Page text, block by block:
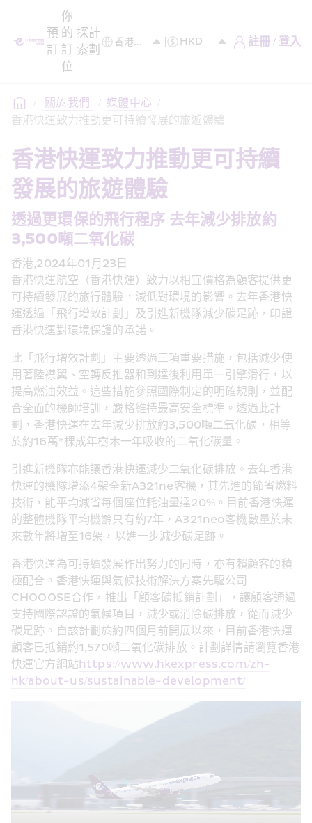
預
訂
你
的
訂
位
探
索
計
劃
註冊 / 登入
/ 關於我們 / 媒體中心 /
香港快運致力推動更可持續發展的旅遊體驗
香港快運致力推動更可持續
發展的旅遊體驗
透過更環保的飛行程序 去年減少排放約
3,500噸二氧化碳
香港,2024年01月23日
香港快運航空（香港快運）致力以相宜價格為顧客提供更
可持續發展的旅行體驗，減低對環境的影響。去年香港快
運透過 「 飛行增效計劃 」 及引進新機隊減少碳足跡，印證
香港快運對環境保護的承諾 。
此 「 飛行增效計劃 」 主要透過三項重要措施，包括減少使
用著陸襟翼 、 空轉反推器和到達後利用單一引擎滑行，以
提高燃油效益 。 這些措施參照國際制定的明確規則，並配
合全面的機師培訓，嚴格維持最高安全標準 。 透過此計
劃，香港快運在去年減少排放約3,500噸二氧化碳，相等
於約16萬*棵成年樹木一年吸收的二氧化碳量。
引進新機隊亦能讓香港快運減少二氧化碳排放 。 去年香港
快運的機隊增添4架全新A321ne客機 ，其先進的節省燃料
技術，能平均減省每個座位耗油量達20%。 目前香港快運
的整體機隊平均機齡只有約7年，A321neo客機數量於未
來數年將增至16架 ， 以進一步減少碳足跡 。
香港快運為可持續發展作出努力的同時，亦有賴顧客的積
極配合。香港快運與氣候技術解決方案先驅公司
CHOOOSE合作，推出「 顧客碳抵銷計劃 」 ，讓顧客通過
支持國際認證的氣候項目 ，減少或消除碳排放 ，從而減少
碳足跡。自該計劃於約四個月前開展以來，目前香港快運
顧客已抵銷約1,570噸二氧化碳排放 。 計劃 詳情請瀏覽香港
快運官方網站https://www.hkexpress.com/zh-
hk/about-us/sustainable-development/